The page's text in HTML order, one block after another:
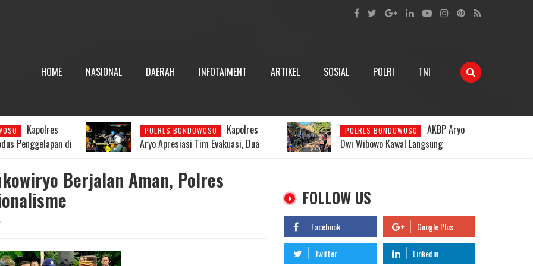
HOME NASIONAL DAERAH INFOTAIMENT ARTIKEL SOSIAL POLRI TNI
Kapolres
Penggelapan di
POLRES BONDOWOSO
Kapolres
Aryo Apresiasi Tim Evakuasi, Dua
Dibawa ke RSUD Bondowoso
POLRES BONDOWOSO
AKBP Aryo
Dwi Wibowo Kawal Langsung
Berjalan Aman, Polres
FOLLOW US